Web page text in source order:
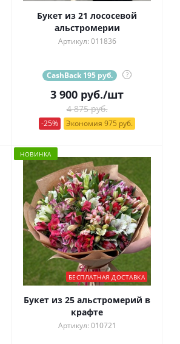
Букет из 21 лососевой
альстромерии
Артикул: 011836
CashBack 195 руб. ?
3 900 руб./шт
4 875 руб.
-25% Экономия 975 руб.
НОВИНКА
БЕСПЛАТНАЯ ДОСТАВКА
Букет из 25 альстромерий в
крафте
Артикул: 010721